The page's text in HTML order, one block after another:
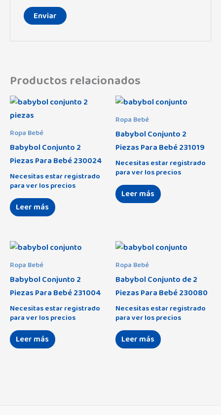
Productos relacionados
Ropa Bebé
Babybol Conjunto 2
Piezas Para Bebé 230024
Necesitas estar registrado
para ver los precios
Leer más
Ropa Bebé
Babybol Conjunto 2
Piezas Para Bebé 231019
Necesitas estar registrado
para ver los precios
Leer más
Ropa Bebé
Babybol Conjunto 2
Piezas Para Bebé 231004
Necesitas estar registrado
para ver los precios
Leer más
Ropa Bebé
Babybol Conjunto de 2
Piezas Para Bebé 230080
Necesitas estar registrado
para ver los precios
Leer más